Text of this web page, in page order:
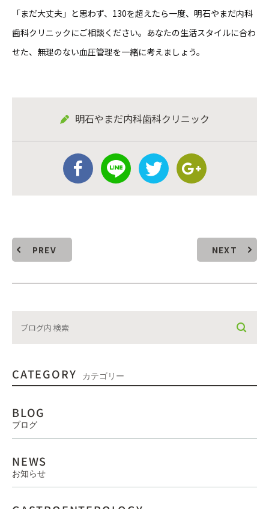
「まだ大丈夫」と思わず、130を超えたら一度、明石やまだ内科
歯科クリニックにご相談ください。あなたの生活スタイルに合わ
せた、無理のない血圧管理を一緒に考えましょう。
明石やまだ内科歯科クリニック
PREV NEXT
CATEGORY カテゴリー
BLOG
ブログ
NEWS
お知らせ